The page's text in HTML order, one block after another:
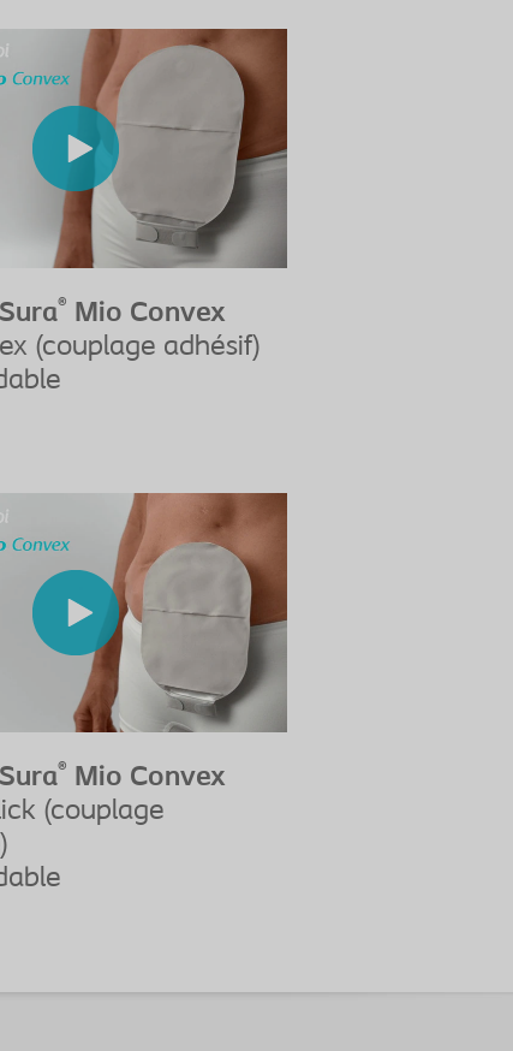
®
Mio Convex
(couplage adhésif)
®
Mio Convex
(couplage